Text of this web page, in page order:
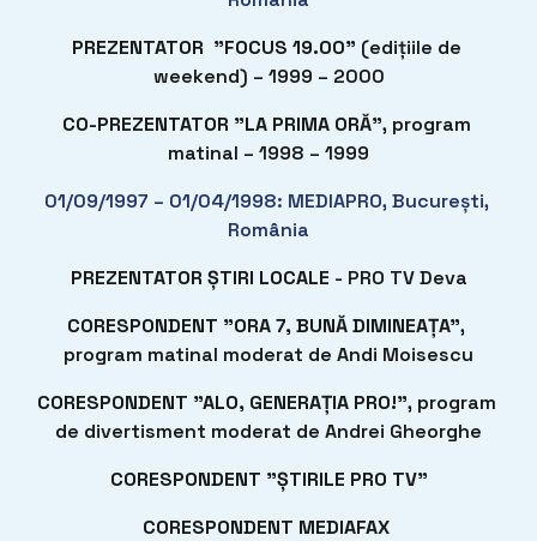
PREZENTATOR  ”FOCUS 19.00” (edițiile de
weekend) – 1999 – 2000
CO-PREZENTATOR ”LA PRIMA ORĂ”, program
matinal – 1998 – 1999
01/09/1997 – 01/04/1998: MEDIAPRO, București,
România
PREZENTATOR ȘTIRI LOCALE - PRO TV Deva
CORESPONDENT ”ORA 7, BUNĂ DIMINEAȚA”,
program matinal moderat de Andi Moisescu
CORESPONDENT ”ALO, GENERAȚIA PRO!”, program
de divertisment moderat de Andrei Gheorghe
CORESPONDENT ”ȘTIRILE PRO TV”
CORESPONDENT MEDIAFAX